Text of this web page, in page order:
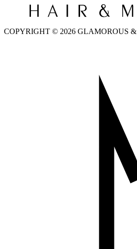
COPYRIGHT © 2026 GLAMOROUS